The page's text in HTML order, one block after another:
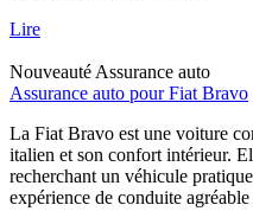
Lire
Nouveauté Assurance auto
Assurance auto pour Fiat Bravo
La Fiat Bravo est une voiture
italien et son confort intérieur.
recherchant un véhicule
expérience de conduite